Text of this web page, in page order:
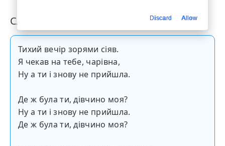
Слова пісні
Тихий вечір зорями сіяв.
Я чекав на тебе, чарівна,
Ну а ти і знову не прийшла.
Де ж була ти, дівчино моя?
Ну а ти і знову не прийшла.
Де ж була ти, дівчино моя?
Discard Allow